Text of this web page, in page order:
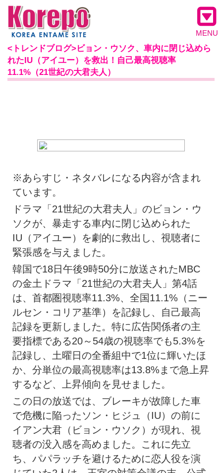
MENU
<トレンドブログ>ビョン・ウソク、車内に閉じ込めら
れたIU（アイユー）を救出！自己最高視聴率
11.1%（21世紀の大君夫人）
※あらすじ・ネタバレになる内容が含まれ
ています。
ドラマ「21世紀の大君夫人」のビョン・ウ
ソクが、暴走する車内に閉じ込められた
IU（アイユー）を劇的に救出し、視聴者に
緊張感を与えました。
韓国で18日午後9時50分に放送されたMBC
の金土ドラマ「21世紀の大君夫人」第4話
は、首都圏視聴率11.3%、全国11.1%（ニー
ルセン・コリア基準）を記録し、自己最高
記録を更新しました。特に広告関係者の主
要指標である20～54歳の視聴率でも5.3%を
記録し、土曜日の全番組中で1位に輝いたほ
か、分単位の最高視聴率は13.8%まで急上昇
するなど、上昇傾向を見せました。
この日の放送では、ブレーキが故障した車
で危機に陥ったソン・ヒジュ（IU）の前に
イアン大君（ビョン・ウソク）が現れ、視
聴者の没入感を高めました。これに先立
ち、パパラッチを避けるために恋人役を演